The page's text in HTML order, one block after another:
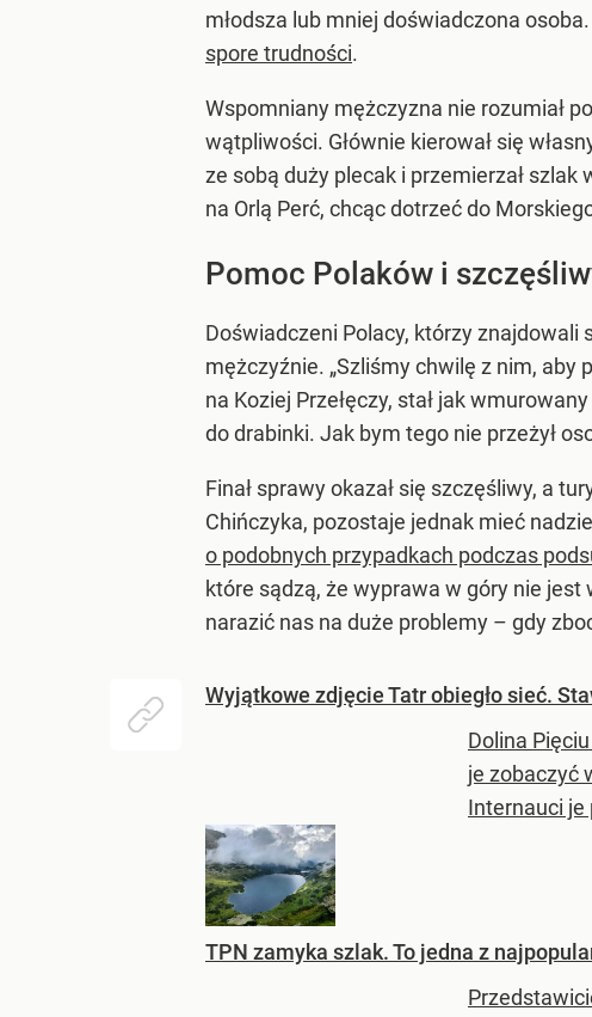
młodsza lub mniej doświadczona osoba.
spore trudności.
Wspomniany mężczyzna nie rozumiał
wątpliwości. Głównie kierował się
ze sobą duży plecak i przemierzał
na Orlą Perć, chcąc dotrzeć do
Pomoc Polaków i
Doświadczeni Polacy, którzy
mężczyźnie. „Szliśmy chwilę z nim, aby
na Koziej Przełęczy, stał jak
do drabinki. Jak bym tego nie przeżył
Finał sprawy okazał się szczęśliwy, a
Chińczyka, pozostaje jednak mieć
o podobnych przypadkach podczas
które sądzą, że wyprawa w góry nie
narazić nas na duże problemy – gdy
Wyjątkowe zdjęcie Tatr obiegło sieć.
Dolina
je zobaczyć
Internauci je
TPN zamyka szlak. To jedna z